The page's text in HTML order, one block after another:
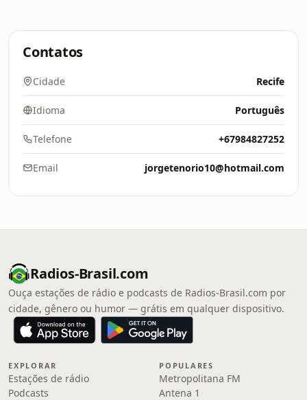
Contatos
Cidade Recife
Idioma Português
Telefone +67984827252
Email jorgetenorio10@hotmail.com
Radios-Brasil.com
Ouça estações de rádio e podcasts de Radios-Brasil.com por
cidade, gênero ou humor — grátis em qualquer dispositivo.
EXPLORAR
Estações de rádio
Podcasts
POPULARES
Metropolitana FM
Antena 1